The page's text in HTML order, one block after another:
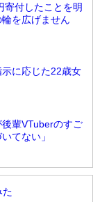
寄付したことを明
を広げません
に応じた22歳女
輩VTuberのすご
てない」
た